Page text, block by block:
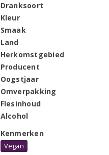
Dranksoort
Kleur
Smaak
Land
Herkomstgebied
Producent
Oogstjaar
Omverpakking
Flesinhoud
Alcohol
Kenmerken
Vegan